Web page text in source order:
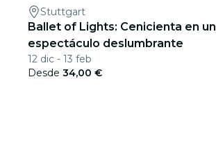
Stuttgart
Ballet of Lights: Cenicienta en un
espectáculo deslumbrante
12 dic - 13 feb
Desde 34,00 €